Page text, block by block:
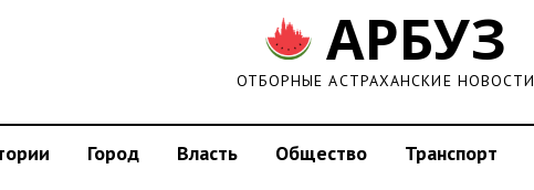
АРБУЗ
ОТБОРНЫЕ АСТРАХАНСКИЕ НОВОСТИ
Город Власть Общество Транспорт